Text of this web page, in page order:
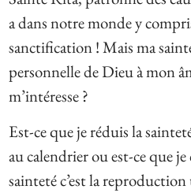
a dans notre monde y
sanctification ! Mais ma
personnelle de Dieu à mon
m’intéresse ?
Est-ce que je réduis la
au calendrier ou est-ce que
sainteté c’est la